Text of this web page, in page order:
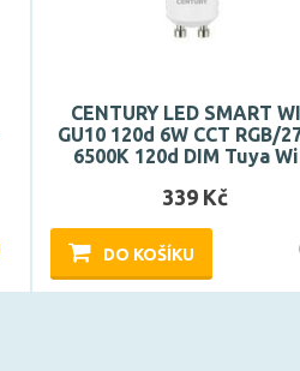
CENTURY LED SMART
GU10 120d 6W CCT RGB/
6500K 120d DIM Tuya
339 Kč
DO KOŠÍKU